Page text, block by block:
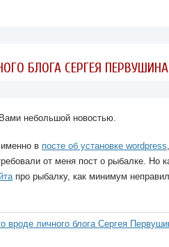
БЛОГА СЕРГЕЯ ПЕРВУШИНА
небольшой новостью.
в посте об установке wordpress
от меня пост о рыбалке. Но
про рыбалку, как минимум